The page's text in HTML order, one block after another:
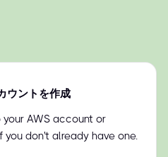
ウントを作成
AWS account or
don't already have one.